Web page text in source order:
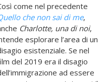
come nel precedente
che non sai di me,
Charlotte, una di noi,
esplorare l’area di un
esistenziale. Se nel
del 2019 era il disagio
ad essere